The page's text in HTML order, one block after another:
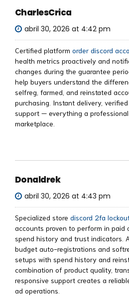
CharlesCrica
abril 30, 2026 at 4:42 pm
Certified platform order discord
health metrics proactively and
changes during the guarantee
help buyers understand the
selfreg, farmed, and reinstated
purchasing. Instant delivery,
support — everything a
marketplace.
Donaldrek
abril 30, 2026 at 4:43 pm
Specialized store discord 2fa
accounts proven to perform in paid
spend history and trust indicators.
budget auto-registrations and
setups with spend history and
combination of product quality,
responsive support creates a
ad operations.